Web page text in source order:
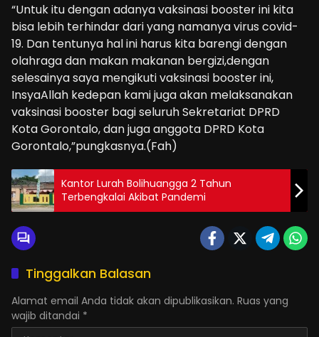
“Untuk itu dengan adanya vaksinasi booster ini kita
bisa lebih terhindar dari yang namanya virus covid-
19. Dan tentunya hal ini harus kita barengi dengan
olahraga dan makan makanan bergizi,dengan
selesainya saya mengikuti vaksinasi booster ini,
InsyaAllah kedepan kami juga akan melaksanakan
vaksinasi booster bagi seluruh Sekretariat DPRD
Kota Gorontalo, dan juga anggota DPRD Kota
Gorontalo,”pungkasnya.(Fah)
Kantor Lurah Bolihuangga 2 Tahun
Terbengkalai Akibat Pandemi
Tinggalkan Balasan
Alamat email Anda tidak akan dipublikasikan. Ruas yang
wajib ditandai *